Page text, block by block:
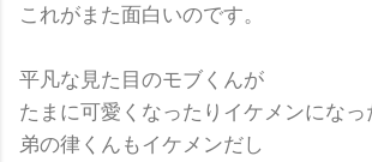
これがまた面白いのです。
平凡な見た目のモブくんが
たまに可愛くなったりイケメンになっ
弟の律くんもイケメンだし